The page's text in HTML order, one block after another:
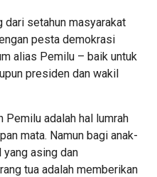
dari setahun masyarakat
pesta demokrasi
alias Pemilu – baik untuk
presiden dan wakil
Pemilu adalah hal lumrah
mata. Namun bagi anak-
yang asing dan
tua adalah memberikan